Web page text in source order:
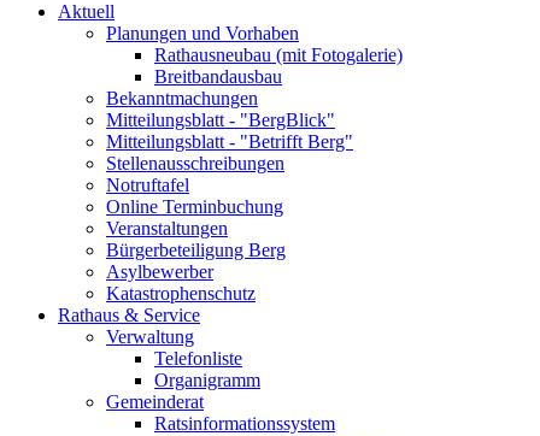
Aktuell
Planungen und Vorhaben
Rathausneubau (mit Fotogalerie)
Breitbandausbau
Bekanntmachungen
Mitteilungsblatt - "BergBlick"
Mitteilungsblatt - "Betrifft Berg"
Stellenausschreibungen
Notruftafel
Online Terminbuchung
Veranstaltungen
Bürgerbeteiligung Berg
Asylbewerber
Katastrophenschutz
Rathaus & Service
Verwaltung
Telefonliste
Organigramm
Gemeinderat
Ratsinformationssystem